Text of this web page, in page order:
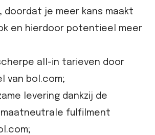
doordat je meer kans maakt
en hierdoor potentieel meer
all-in tarieven door
van bol.com;
levering dankzij de
fulfilment